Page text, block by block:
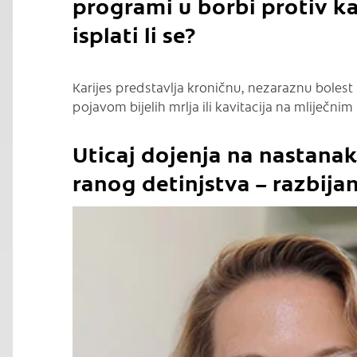
isplati li se?
C
Karijes predstavlja kroničnu, nezaraznu
pojavom bijelih mrlja ili kavitacija na
Uticaj dojenja na
ranog detinjstva –